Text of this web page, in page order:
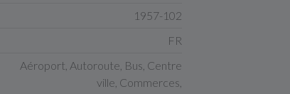
1957-102
FR
Aéroport, Autoroute, Bus, Centre
ville, Commerces,